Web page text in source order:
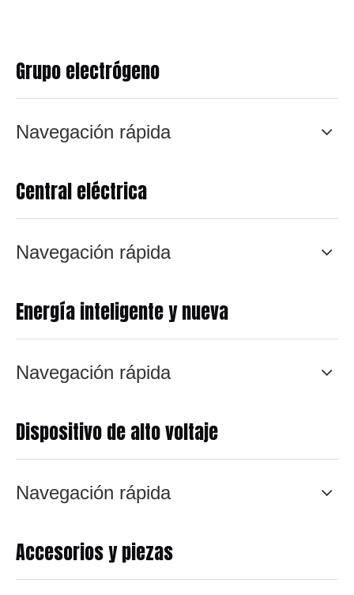
Grupo electrógeno
Navegación rápida
Central eléctrica
Navegación rápida
Energía inteligente y nueva
Navegación rápida
Dispositivo de alto voltaje
Navegación rápida
Accesorios y piezas